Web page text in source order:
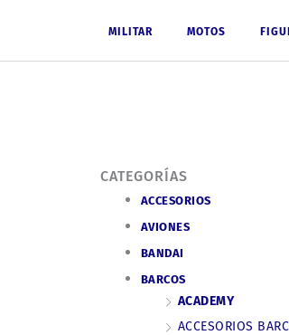
MILITAR MOTOS
CATEGORÍAS
ACCESORIOS
AVIONES
BANDAI
BARCOS
ACADEMY
ACCESORIOS